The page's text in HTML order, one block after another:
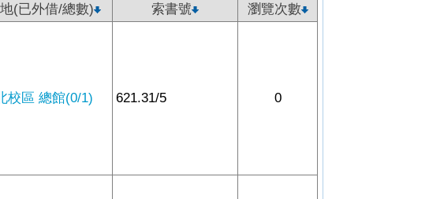
(已外借/總數) 索書號 瀏覽次數
校區 總館(0/1) 621.31/5 0